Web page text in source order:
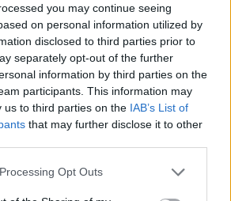
you may continue seeing
on personal information utilized by
disclosed to third parties prior to
separately opt-out of the further
information by third parties on the
participants. This information may
us to third parties on the IAB’s List of
that may further disclose it to other
Opt Outs